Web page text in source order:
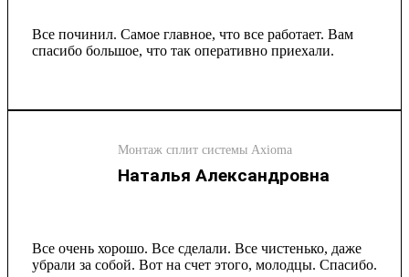
Все починил. Самое главное, что все работает. Вам
спасибо большое, что так оперативно приехали.
Монтаж сплит системы Axioma
Наталья Александровна
Все очень хорошо. Все сделали. Все чистенько, даже
убрали за собой. Вот на счет этого, молодцы. Спасибо.